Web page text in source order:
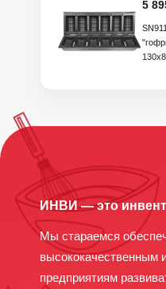
5
ИНВИ — это
Мы стараемся
высококачественным
предприятиям